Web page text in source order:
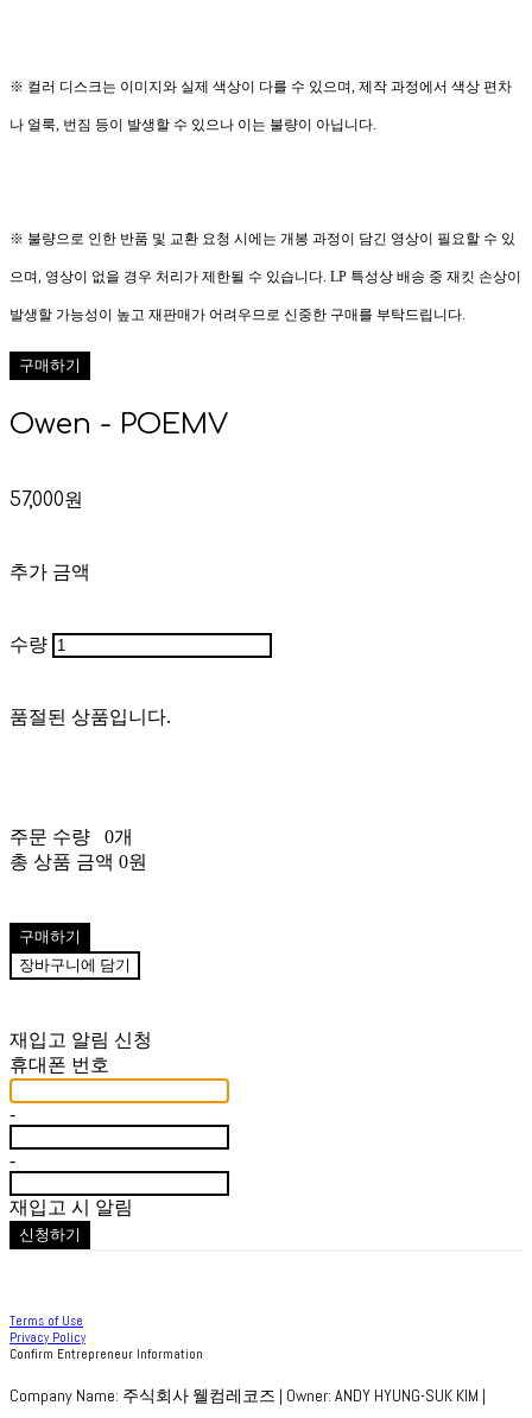
※ 컬러 디스크는 이미지와 실제 색상이 다를 수 있으며, 제작 과정에서 색상 편차
나 얼룩, 번짐 등이 발생할 수 있으나 이는 불량이 아닙니다.
※ 불량으로 인한 반품 및 교환 요청 시에는 개봉 과정이 담긴 영상이 필요할 수 있
으며, 영상이 없을 경우 처리가 제한될 수 있습니다. LP 특성상 배송 중 재킷 손상이
발생할 가능성이 높고 재판매가 어려우므로 신중한 구매를 부탁드립니다.
구매하기
Owen - POEMV
57,000원
추가 금액
수량
품절된 상품입니다.
주문 수량
0개
총 상품 금액 0원
구매하기
장바구니에 담기
재입고 알림 신청
휴대폰 번호
-
-
재입고 시 알림
신청하기
Terms of Use
Privacy Policy
Confirm Entrepreneur Information
Company Name: 주식회사 웰컴레코즈 | Owner: ANDY HYUNG-SUK KIM |